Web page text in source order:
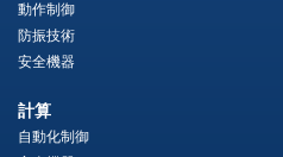
動作制御
防振技術
安全機器
計算
自動化制御